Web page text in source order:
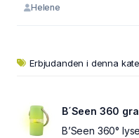
Helene
Erbjudanden i denna
B´Seen 360
B’Seen 360°